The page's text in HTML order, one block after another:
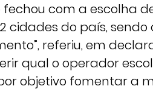
fechou com a escolha
cidades do país,
referiu, em
qual o operador
objetivo fomentar a